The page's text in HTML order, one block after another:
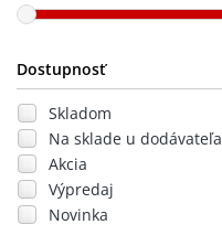
Dostupnosť
Skladom
Na sklade u dodávateľa
Akcia
Výpredaj
Novinka